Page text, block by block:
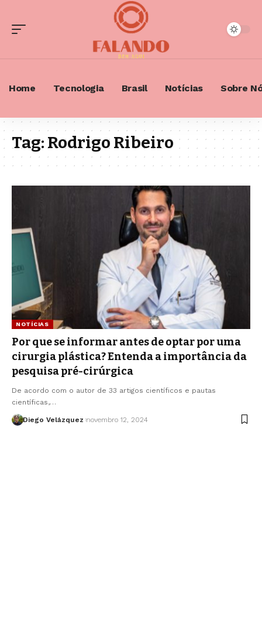
Home Tecnologia Brasil Notícias Sobre
Tag:Rodrigo Ribeiro
NOTÍCIAS
Por que se informar antes de optar por uma
cirurgia plástica? Entenda a importância da
pesquisa pré-cirúrgica
De acordo com o autor de 33 artigos científicos e pautas
científicas,…
Diego Velázquez novembro 12, 2024